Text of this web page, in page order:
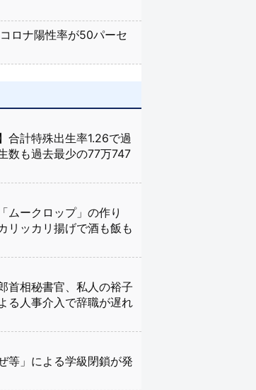
ロナ陽性率が50パーセ
合計特殊出生率1.26で過
数も過去最少の77万747
ムークロップ」の作り
リッカリ揚げで酒も飯も
首相秘書官、私人の裕子
る人事介入で辞職が遅れ
等」による学級閉鎖が発